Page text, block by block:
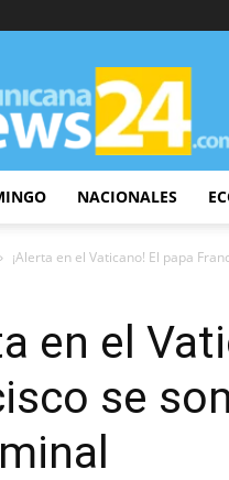
DominicanaNews24
NACIONALES
¡Alerta en el Vaticano! El papa
en el
se